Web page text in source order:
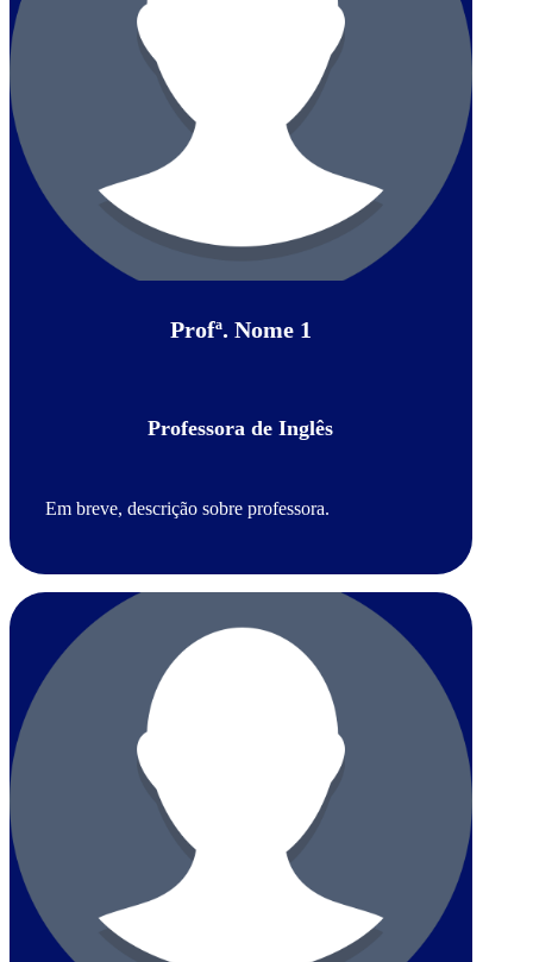
Profª. Nome 1
Professora de Inglês
Em breve, descrição sobre professora.